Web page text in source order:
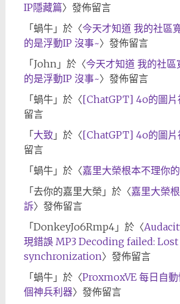
IP隱藏篇〉發佈留言
「蝸牛」於〈今天才知道 我的社區
的是浮動IP 沒事~〉發佈留言
「John 」於〈今天才知道 我的社區
的是浮動IP 沒事~〉發佈留言
「蝸牛」於〈[ChatGPT] 4o的圖片
留言
「大致 」於〈[ChatGPT] 4o的圖片
留言
「蝸牛」於〈嘉里大榮根本不理你
「去你的嘉里大榮 」於〈嘉里大榮
訴〉發佈留言
「DonkeyJo6Rmp4」於〈
現錯誤 MP3 Decoding failed: Lost
synchronization〉發佈留言
「蝸牛」於〈ProxmoxVE 每日自
個神兵利器〉發佈留言